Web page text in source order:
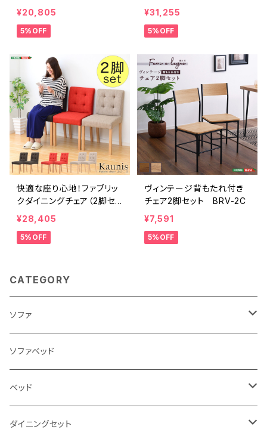
チ単品 SH-01ALM-B
¥20,805
5%OFF
（コムバックチェアタイプ）
SH-01EGL-CHC
¥31,255
5%OFF
快適な座り心地！ファブリッ
クダイニングチェア（2脚セッ
ト）【-Kaunis-カウニス】 S
H-01KAUNIS
¥28,405
5%OFF
ヴィンテージ背もたれ付き
チェア2脚セット BRV-2C
¥7,591
5%OFF
CATEGORY
ソファ
3人掛け
2.5人掛け
2人掛け
ソファベッド
ベッド
シングルサイズ以下（フレームのみ）
ダイニングセット